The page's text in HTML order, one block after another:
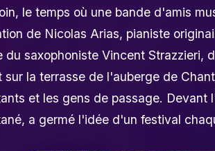
le temps où une bande d'amis
de Nicolas Arias, pianiste
du saxophoniste Vincent Strazzieri,
sur la terrasse de l'auberge de
et les gens de passage.
a germé l'idée d'un festival